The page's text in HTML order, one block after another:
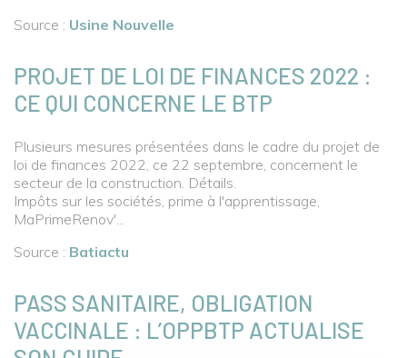
Source : Usine Nouvelle
PROJET DE LOI DE FINANCES 2022 :
CE QUI CONCERNE LE BTP
Plusieurs mesures présentées dans le cadre du projet de
loi de finances 2022, ce 22 septembre, concernent le
secteur de la construction. Détails.
Impôts sur les sociétés, prime à l'apprentissage,
MaPrimeRenov'...
Source : Batiactu
PASS SANITAIRE, OBLIGATION
VACCINALE : L’OPPBTP ACTUALISE